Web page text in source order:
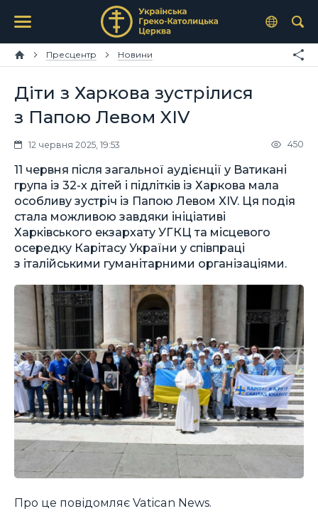
Пресцентр Новини
Діти з Харкова зустрілися
з Папою Левом XIV
12 червня 2025, 19:53 450
11 червня після загальної аудієнції у Ватикані
група із 32-х дітей і підлітків із Харкова мала
особливу зустріч із Папою Левом XIV. Ця подія
стала можливою завдяки ініціативі
Харківського екзархату УГКЦ та місцевого
осередку Карітасу України у співпраці
з італійськими гуманітарними організаціями.
Про це повідомляє Vatican News.